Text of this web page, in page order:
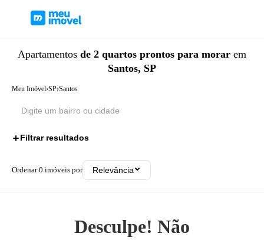
Apartamentos de 2 quartos prontos para morar em
Santos, SP
Meu Imóvel›SP›Santos
Filtrar resultados
Ordenar0 imóveis por Relevância
Desculpe! Não